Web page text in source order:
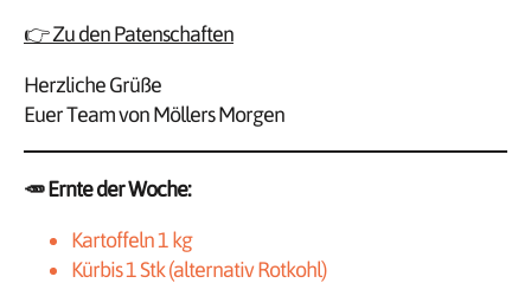
👉 Zu den Patenschaften
Herzliche Grüße
Euer Team von Möllers Morgen
🥕Ernte der Woche:
Kartoffeln 1 kg
Kürbis 1 Stk (alternativ Rotkohl)